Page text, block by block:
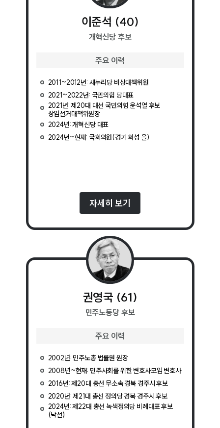
이준석 (40)
개혁신당후보
주요 이력
2011~2012년: 새누리당 비상대책위원
2021~2022년: 국민의힘 당대표
2021년: 제20대 대선 국민의힘 윤석열 후보
상임선거대책위원장
2024년: 개혁신당 대표
2024년~현재: 국회의원(경기 화성 을)
자세히 보기
권영국 (61)
민주노동당후보
주요 이력
2002년: 민주노총 법률원 원장
2008년~현재: 민주사회를 위한 변호사모임 변호사
2016년: 제20대 총선 무소속 경북 경주시 후보
2020년: 제21대 총선 정의당 경북 경주시 후보
2024년: 제22대 총선 녹색정의당 비례대표 후보
(낙선)